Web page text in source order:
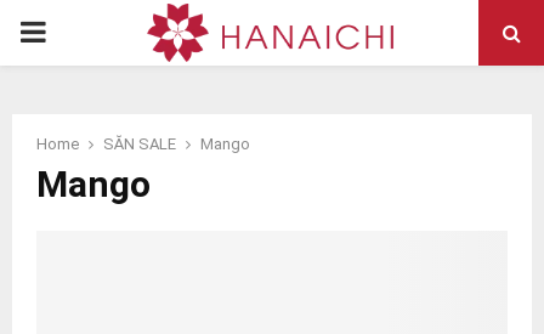
PRIMARY
Home SĂN SALE Mango
Mango